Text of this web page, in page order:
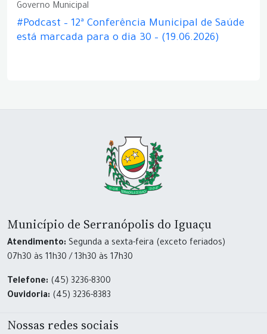
Governo Municipal
#Podcast – 12ª Conferência Municipal de Saúde
está marcada para o dia 30 – (19.06.2026)
Município de Serranópolis do Iguaçu
Atendimento: Segunda a sexta-feira (exceto feriados)
07h30 às 11h30 / 13h30 às 17h30
Telefone: (45) 3236-8300
Ouvidoria: (45) 3236-8383
Nossas redes sociais